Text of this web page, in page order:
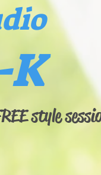
style